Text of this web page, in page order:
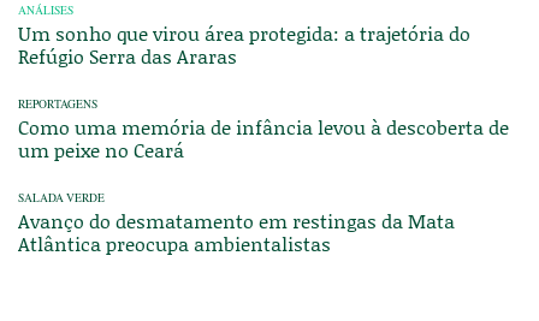
ANÁLISES
Um sonho que virou área protegida: a trajetória do
Refúgio Serra das Araras
REPORTAGENS
Como uma memória de infância levou à descoberta de
um peixe no Ceará
SALADA VERDE
Avanço do desmatamento em restingas da Mata
Atlântica preocupa ambientalistas